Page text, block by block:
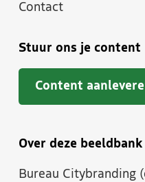
Contact
Stuur ons je content
Content
Over deze beeldbank
Bureau Citybranding